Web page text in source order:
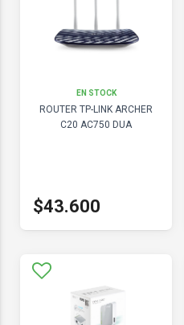
EN STOCK
ROUTER TP-LINK ARCHER
C20 AC750 DUA
$43.600